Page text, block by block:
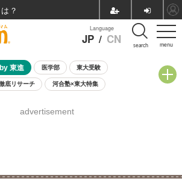
menu
Language
JP / CN search
東進 医学部 東大受験
底リサーチ 河合塾×東大特集
8月開催学校説明会・相談会
advertisement